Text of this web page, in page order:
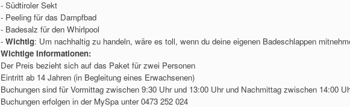
- Südtiroler Sekt
- Peeling für das Dampfbad
- Badesalz für den Whirlpool
- Wichtig: Um nachhaltig zu handeln, wäre es toll, wenn du deine eigenen Badeschlappen
Wichtige Informationen:
Der Preis bezieht sich auf das Paket für zwei Personen
Eintritt ab 14 Jahren (in Begleitung eines Erwachsenen)
Buchungen sind für Vormittag zwischen 9:30 Uhr und 13:00 Uhr und Nachmittag zwischen 14:00
Buchungen erfolgen in der MySpa unter 0473 252 024